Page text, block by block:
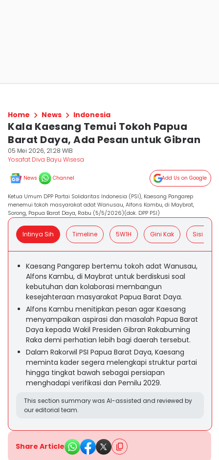
Home News Indonesia
Kala Kaesang Temui Tokoh Papua
Barat Daya, Ada Pesan untuk Gibran
05 Mei 2026, 21:28 WIB
Yosafat Diva Bayu Wisesa
News Channel Add Us on Google
Ketua Umum DPP Partai Solidaritas Indonesia (PSI), Kaesang Pangarep
menemui tokoh masyarakat adat Wanusau, Alfons Kambu, di Maybrat,
Sorong, Papua Barat Daya, Rabu (5/5/2026)(dok. DPP PSI)
Intinya Sih Timeline 5W1H Gini Kak Sisi
Kaesang Pangarep bertemu tokoh adat Wanusau,
Alfons Kambu, di Maybrat untuk berdiskusi soal
kebutuhan dan kolaborasi membangun
kesejahteraan masyarakat Papua Barat Daya.
Alfons Kambu menitipkan pesan agar Kaesang
menyampaikan aspirasi dan masalah Papua Barat
Daya kepada Wakil Presiden Gibran Rakabuming
Raka demi perhatian lebih bagi daerah tersebut.
Dalam Rakorwil PSI Papua Barat Daya, Kaesang
meminta kader segera melengkapi struktur partai
hingga tingkat bawah sebagai persiapan
menghadapi verifikasi dan Pemilu 2029.
This section summary was AI-assisted and reviewed by
our editorial team.
Share Article